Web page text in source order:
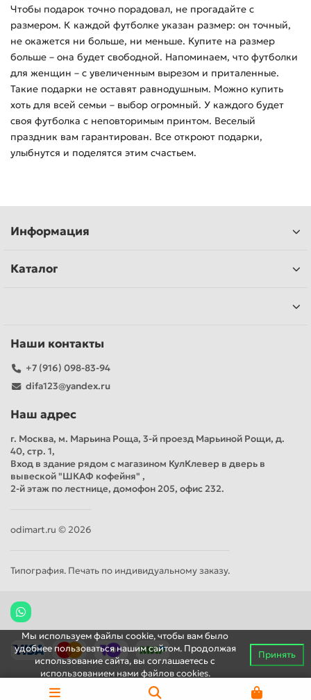
Чтобы подарок точно порадовал, не прогадайте с
размером. К каждой футболке указан размер: он точный,
не окажется ни больше, ни меньше. Купите на размер
больше – она будет свободной. Напоминаем, что футболки
для женщин – с увеличенным вырезом и приталенные.
Такие подарки не оставят равнодушным. Можно купить
хоть для всей семьи – выбор огромный. У каждого будет
своя футболка с неповторимым принтом. Веселый
праздник вам гарантирован. Все откроют подарки,
улыбнутся и поделятся этим счастьем.
Информация
Каталог
Наши контакты
+7 (916) 098-83-94
difa123@yandex.ru
Наш адрес
г. Москва, м. Марьина Роща, 3-й проезд Марьиной Рощи, д.
40, стр. 1,
Вход в здание рядом с магазином КулКлевер в дверь в
вывеской "ШКАФ кофейня" ,
2-й этаж по лестнице, домофон 205, офис 232.
odimart.ru © 2026
Типография. Печать по индивидуальному заказу.
Мы используем файлы cookie, чтобы вам было
удобнее пользоваться нашим сайтом. Продолжая
использование сайта, вы соглашаетесь c
использованием нами файлов cookies.
Принять